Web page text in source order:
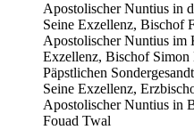
Apostolischer Nuntius in
Seine Exzellenz, Bischof
Apostolischer Nuntius im
Exzellenz, Bischof Simon
Päpstlichen
Seine Exzellenz,
Apostolischer Nuntius in
Fouad Twal